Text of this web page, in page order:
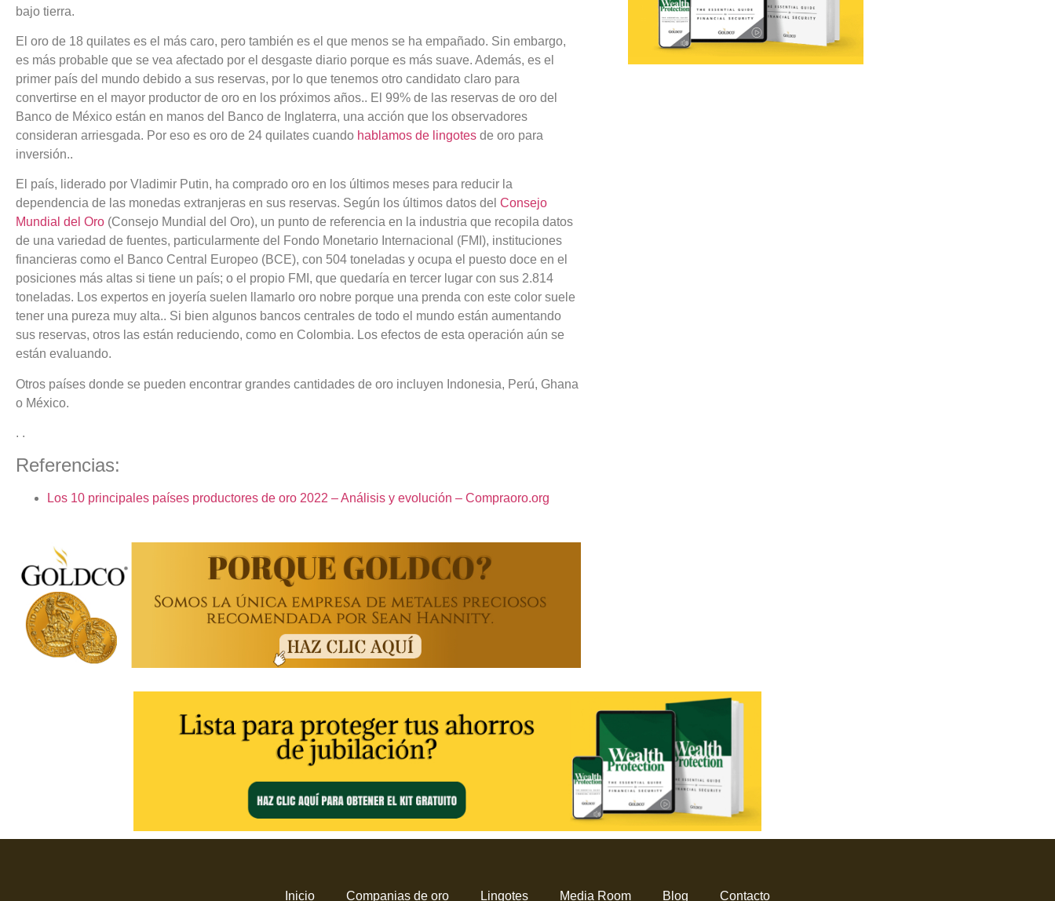
bajo tierra.
El oro de 18 quilates es el más caro, pero también es el que menos se ha empañado. Sin embargo,
es más probable que se vea afectado por el desgaste diario porque es más suave. Además, es el
primer país del mundo debido a sus reservas, por lo que tenemos otro candidato claro para
convertirse en el mayor productor de oro en los próximos años.. El 99% de las reservas de oro del
Banco de México están en manos del Banco de Inglaterra, una acción que los observadores
consideran arriesgada. Por eso es oro de 24 quilates cuando hablamos de lingotes de oro para
inversión..
El país, liderado por Vladimir Putin, ha comprado oro en los últimos meses para reducir la
dependencia de las monedas extranjeras en sus reservas. Según los últimos datos del Consejo
Mundial del Oro (Consejo Mundial del Oro), un punto de referencia en la industria que recopila datos
de una variedad de fuentes, particularmente del Fondo Monetario Internacional (FMI), instituciones
financieras como el Banco Central Europeo (BCE), con 504 toneladas y ocupa el puesto doce en el
posiciones más altas si tiene un país; o el propio FMI, que quedaría en tercer lugar con sus 2.814
toneladas. Los expertos en joyería suelen llamarlo oro nobre porque una prenda con este color suele
tener una pureza muy alta.. Si bien algunos bancos centrales de todo el mundo están aumentando
sus reservas, otros las están reduciendo, como en Colombia. Los efectos de esta operación aún se
están evaluando.
Otros países donde se pueden encontrar grandes cantidades de oro incluyen Indonesia, Perú, Ghana
o México.
. .
Referencias:
Los 10 principales países productores de oro 2022 – Análisis y evolución – Compraoro.org
Inicio Companias de oro Lingotes Media Room Blog Contacto